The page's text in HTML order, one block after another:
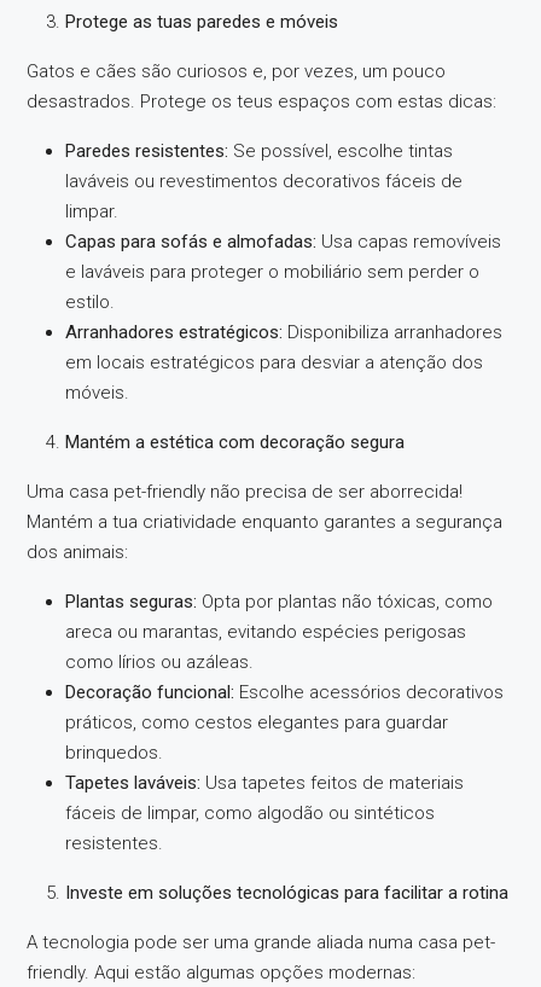
Protege as tuas paredes e móveis
Gatos e cães são curiosos e, por vezes, um pouco
desastrados. Protege os teus espaços com estas dicas:
Paredes resistentes: Se possível, escolhe tintas
laváveis ou revestimentos decorativos fáceis de
limpar.
Capas para sofás e almofadas: Usa capas removíveis
e laváveis para proteger o mobiliário sem perder o
estilo.
Arranhadores estratégicos: Disponibiliza arranhadores
em locais estratégicos para desviar a atenção dos
móveis.
Mantém a estética com decoração segura
Uma casa pet-friendly não precisa de ser aborrecida!
Mantém a tua criatividade enquanto garantes a segurança
dos animais:
Plantas seguras: Opta por plantas não tóxicas, como
areca ou marantas, evitando espécies perigosas
como lírios ou azáleas.
Decoração funcional: Escolhe acessórios decorativos
práticos, como cestos elegantes para guardar
brinquedos.
Tapetes laváveis: Usa tapetes feitos de materiais
fáceis de limpar, como algodão ou sintéticos
resistentes.
Investe em soluções tecnológicas para facilitar a rotina
A tecnologia pode ser uma grande aliada numa casa pet-
friendly. Aqui estão algumas opções modernas: